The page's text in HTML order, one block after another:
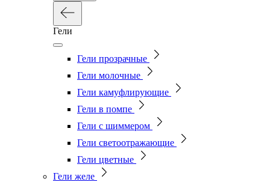
Гели
Гели прозрачные
Гели молочные
Гели камуфлирующие
Гели в помпе
Гели с шиммером
Гели светоотражающие
Гели цветные
Гели желе